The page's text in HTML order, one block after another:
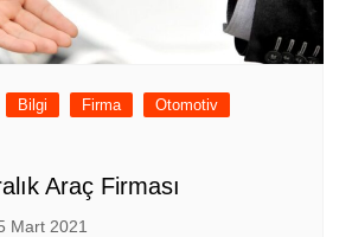
Bilgi Firma
Otomotiv
Araç Firması
Mart 2021